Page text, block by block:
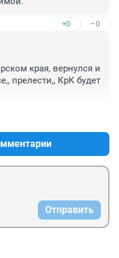
в улучшениях!
+0 –0
края, вернулся и
прелести,, КрК будет
Отправить